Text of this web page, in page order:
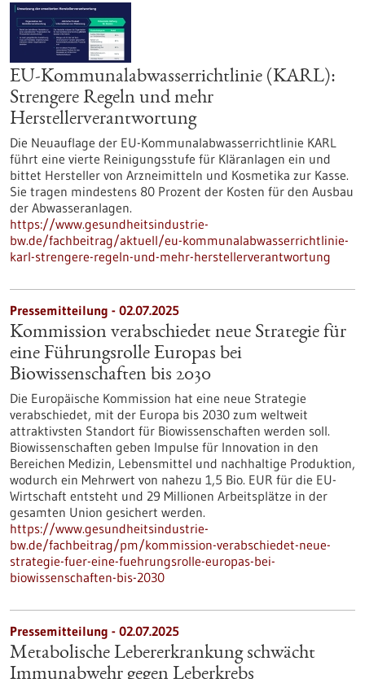
EU-Kommunalabwasserrichtlinie (KARL):
Strengere Regeln und mehr
Herstellerverantwortung
Die Neuauflage der EU-Kommunalabwasserrichtlinie KARL
führt eine vierte Reinigungsstufe für Kläranlagen ein und
bittet Hersteller von Arzneimitteln und Kosmetika zur Kasse.
Sie tragen mindestens 80 Prozent der Kosten für den Ausbau
der Abwasseranlagen.
https://www.gesundheitsindustrie-
bw.de/fachbeitrag/aktuell/eu-kommunalabwasserrichtlinie-
karl-strengere-regeln-und-mehr-herstellerverantwortung
Pressemitteilung - 02.07.2025
Kommission verabschiedet neue Strategie für
eine Führungsrolle Europas bei
Biowissenschaften bis 2030
Die Europäische Kommission hat eine neue Strategie
verabschiedet, mit der Europa bis 2030 zum weltweit
attraktivsten Standort für Biowissenschaften werden soll.
Biowissenschaften geben Impulse für Innovation in den
Bereichen Medizin, Lebensmittel und nachhaltige Produktion,
wodurch ein Mehrwert von nahezu 1,5 Bio. EUR für die EU-
Wirtschaft entsteht und 29 Millionen Arbeitsplätze in der
gesamten Union gesichert werden.
https://www.gesundheitsindustrie-
bw.de/fachbeitrag/pm/kommission-verabschiedet-neue-
strategie-fuer-eine-fuehrungsrolle-europas-bei-
biowissenschaften-bis-2030
Pressemitteilung - 02.07.2025
Metabolische Lebererkrankung schwächt
Immunabwehr gegen Leberkrebs